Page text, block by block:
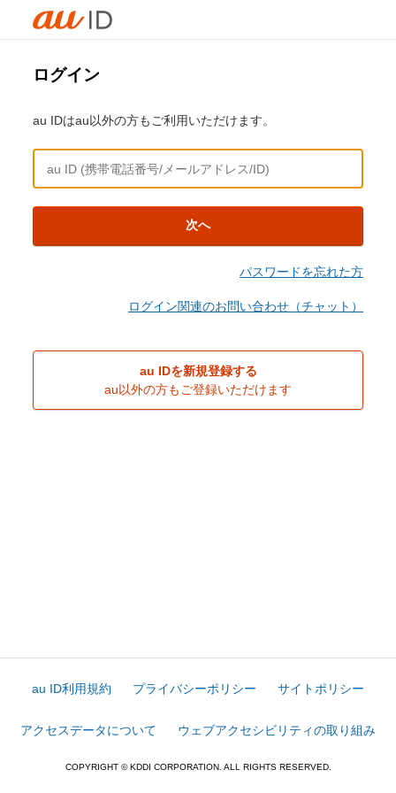
ログイン
au IDはau以外の方もご利用いただけます。
次へ
パスワードを忘れた方
ログイン関連のお問い合わせ（チャット）
au IDを新規登録する
au以外の方もご登録いただけます
au ID利用規約 プライバシーポリシー サイトポリシー
アクセスデータについて ウェブアクセシビリティの取り組み
COPYRIGHT © KDDI CORPORATION. ALL RIGHTS RESERVED.